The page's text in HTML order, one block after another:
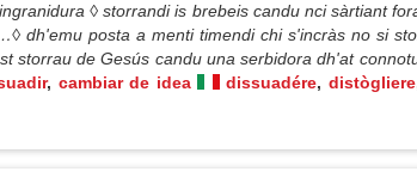
◊ storrandi is brebeis candu nci sàrtiant
dh'emu posta a menti timendi chi s'incràs no si
storrau de Gesús candu una serbidora dh'at
, cambiar de idea dissuadére, distògliere